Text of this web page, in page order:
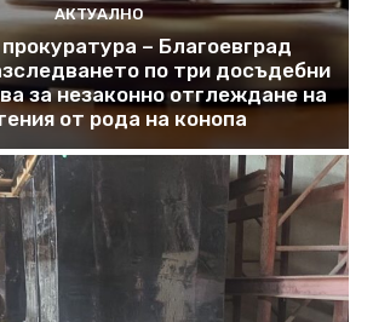
АКТУАЛНО
– Благоевград
по три досъдебни
за незаконно отглеждане на
от рода на конопа